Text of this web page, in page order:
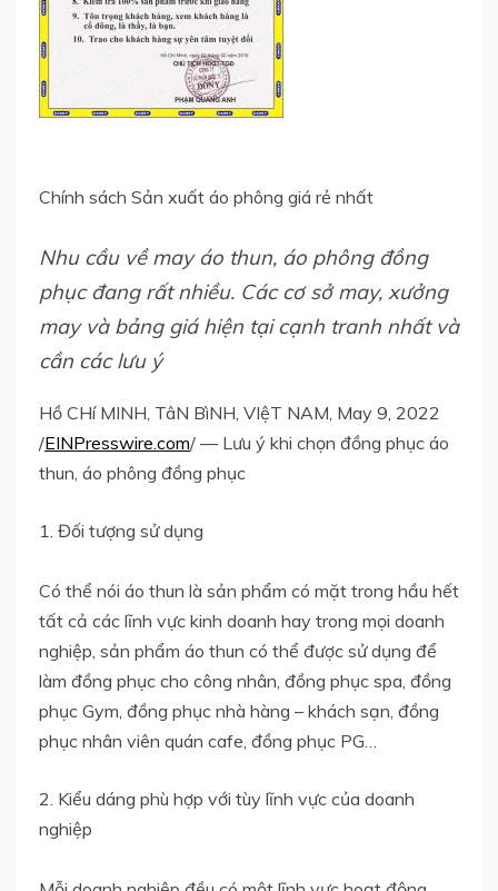
Chính sách Sản xuất áo phông giá rẻ nhất
Nhu cầu về may áo thun, áo phông đồng
phục đang rất nhiều. Các cơ sở may, xưởng
may và bảng giá hiện tại cạnh tranh nhất và
cần các lưu ý
Hồ CHí MINH, TâN BìNH, VIệT NAM, May 9, 2022
/EINPresswire.com/ — Lưu ý khi chọn đồng phục áo
thun, áo phông đồng phục
1. Đối tượng sử dụng
Có thể nói áo thun là sản phẩm có mặt trong hầu hết
tất cả các lĩnh vực kinh doanh hay trong mọi doanh
nghiệp, sản phẩm áo thun có thể được sử dụng để
làm đồng phục cho công nhân, đồng phục spa, đồng
phục Gym, đồng phục nhà hàng – khách sạn, đồng
phục nhân viên quán cafe, đồng phục PG…
2. Kiểu dáng phù hợp với tùy lĩnh vực của doanh
nghiệp